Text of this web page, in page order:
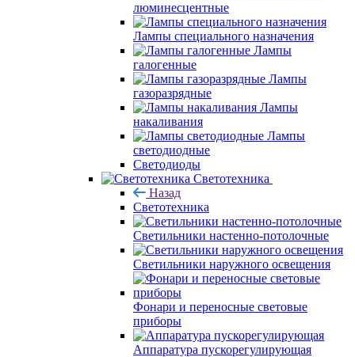
люминесцентные
Лампы специального назначения
Лампы
галогенные
Лампы
газоразрядные
Лампы
накаливания
Лампы
светодиодные
Светодиоды
Светотехника
Назад
Светотехника
Светильники настенно-потолочные
Светильники наружного освещения
Фонари и переносные световые
приборы
Аппаратура пускорегулирующая